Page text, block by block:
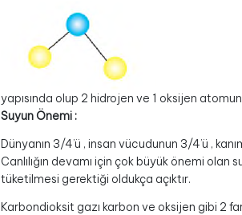
yapısında olup 2 hidrojen ve 1 oksijen
Suyun Önemi :
Dünyanın 3/4’ü , insan vücudunun 3/4’ü ,
Canlılığın devamı için çok büyük önemi
tüketilmesi gerektiği oldukça açıktır.
Karbondioksit gazı karbon ve oksijen gibi 2